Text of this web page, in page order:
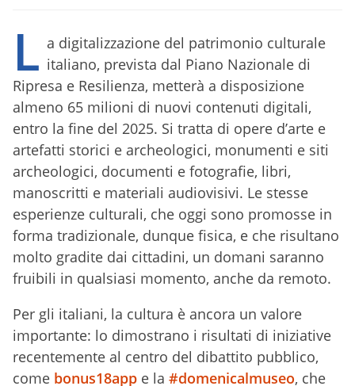
L a digitalizzazione del patrimonio culturale
italiano, prevista dal Piano Nazionale di
Ripresa e Resilienza, metterà a disposizione
almeno 65 milioni di nuovi contenuti digitali,
entro la fine del 2025. Si tratta di opere d’arte e
artefatti storici e archeologici, monumenti e siti
archeologici, documenti e fotografie, libri,
manoscritti e materiali audiovisivi. Le stesse
esperienze culturali, che oggi sono promosse in
forma tradizionale, dunque fisica, e che risultano
molto gradite dai cittadini, un domani saranno
fruibili in qualsiasi momento, anche da remoto.
Per gli italiani, la cultura è ancora un valore
importante: lo dimostrano i risultati di iniziative
recentemente al centro del dibattito pubblico,
come bonus18app e la #domenicalmuseo, che